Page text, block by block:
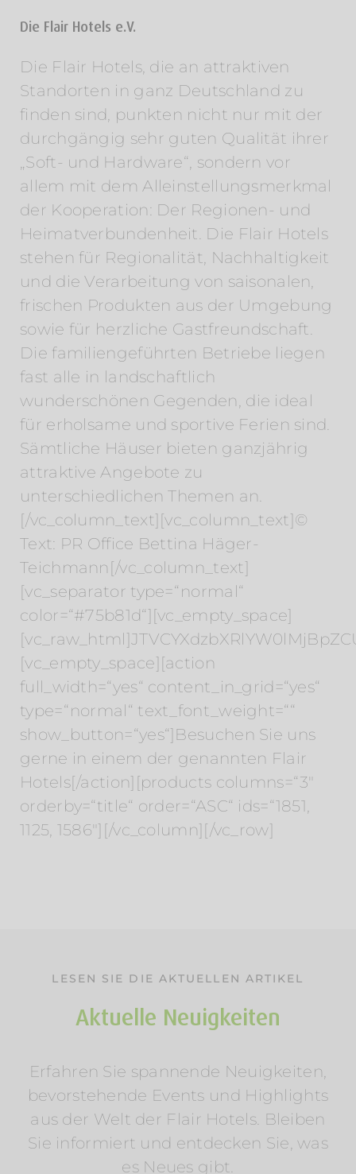
Die Flair Hotels e.V.
Die Flair Hotels, die an attraktiven
Standorten in ganz Deutschland zu
finden sind, punkten nicht nur mit der
durchgängig sehr guten Qualität ihrer
„Soft- und Hardware“, sondern vor
allem mit dem Alleinstellungsmerkmal
der Kooperation: Der Regionen- und
Heimatverbundenheit. Die Flair Hotels
stehen für Regionalität, Nachhaltigkeit
und die Verarbeitung von saisonalen,
frischen Produkten aus der Umgebung
sowie für herzliche Gastfreundschaft.
Die familiengeführten Betriebe liegen
fast alle in landschaftlich
wunderschönen Gegenden, die ideal
für erholsame und sportive Ferien sind.
Sämtliche Häuser bieten ganzjährig
attraktive Angebote zu
unterschiedlichen Themen an.
[/vc_column_text][vc_column_text]©
Text: PR Office Bettina Häger-
Teichmann[/vc_column_text]
[vc_separator type=“normal“
color=“#75b81d“][vc_empty_space]
[vc_empty_space][action
full_width=“yes“ content_in_grid=“yes“
type=“normal“ text_font_weight=““
show_button=“yes“]Besuchen Sie uns
gerne in einem der genannten Flair
Hotels[/action][products columns=“3″
orderby=“title“ order=“ASC“ ids=“1851,
1125, 1586″][/vc_column][/vc_row]
LESEN SIE DIE AKTUELLEN ARTIKEL
Aktuelle Neuigkeiten
Erfahren Sie spannende Neuigkeiten,
bevorstehende Events und Highlights
aus der Welt der Flair Hotels. Bleiben
Sie informiert und entdecken Sie, was
es Neues gibt.
Sommerurlaub am Wasser: Mosel &
Wörthersee entdecken
Am Rosenhügel Am Wasser
Am Wörthersee
Österreich
Radfahren Regionen Wellness